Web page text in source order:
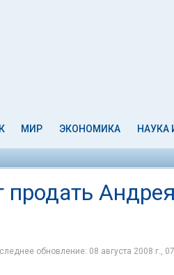
МИР ЭКОНОМИКА НАУКА
обновление: 08 августа 2008 г.,